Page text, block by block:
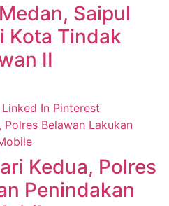
Saipul
Kota Tindak
II
Linked In Pinterest
Kedua, Polres
Penindakan